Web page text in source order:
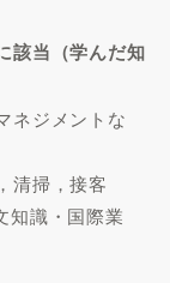
該当（学んだ知
ネジメントな
清掃，接客
知識・国際業